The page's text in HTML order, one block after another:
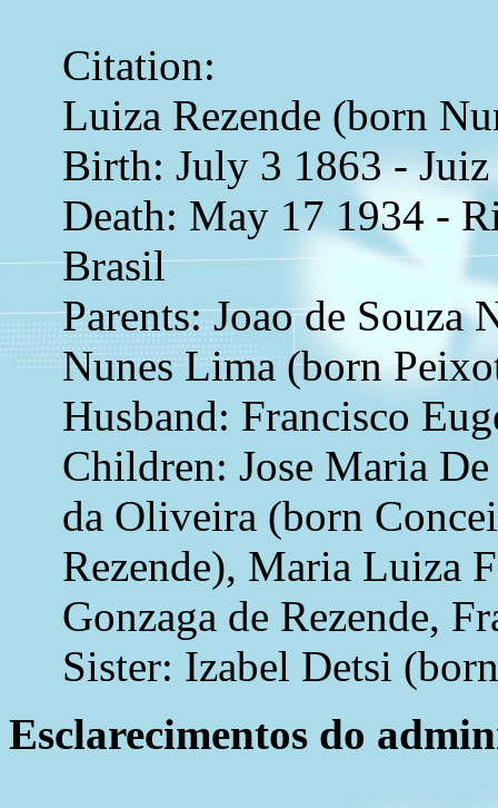
Citation:
Luiza Rezende (born
Birth: July 3 1863 -
Death: May 17 1934 -
Brasil
Parents: Joao de Souza
Nunes Lima (born
Husband: Francisco
Children: Jose Maria
da Oliveira (born
Rezende), Maria Luiza
Gonzaga de Rezende,
Sister: Izabel Detsi
Esclarecimentos do